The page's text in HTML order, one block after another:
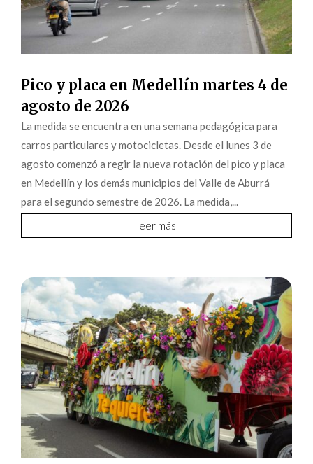
Pico y placa en Medellín martes 4 de
agosto de 2026
La medida se encuentra en una semana pedagógica para
carros particulares y motocicletas. Desde el lunes 3 de
agosto comenzó a regir la nueva rotación del pico y placa
en Medellín y los demás municipios del Valle de Aburrá
para el segundo semestre de 2026. La medida,...
leer más